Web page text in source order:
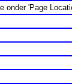
onder 'Page